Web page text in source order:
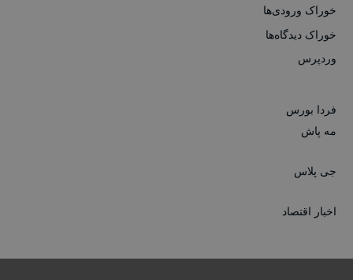
خوراک ورودی‌ها
خوراک دیدگاه‌ها
وردپرس
فردا بورس
مه پاش
جی پلاس
اخبار اقتصاد